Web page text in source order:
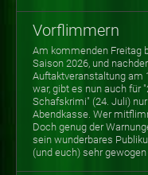
Vorflimmern
Am kommenden Freitag
Saison 2026, und
Auftaktveranstaltung am
war, gibt es nun auch für
Schafskrimi" (24. Juli)
Abendkasse. Wer
Doch genug der
sein wunderbares
(und euch) sehr